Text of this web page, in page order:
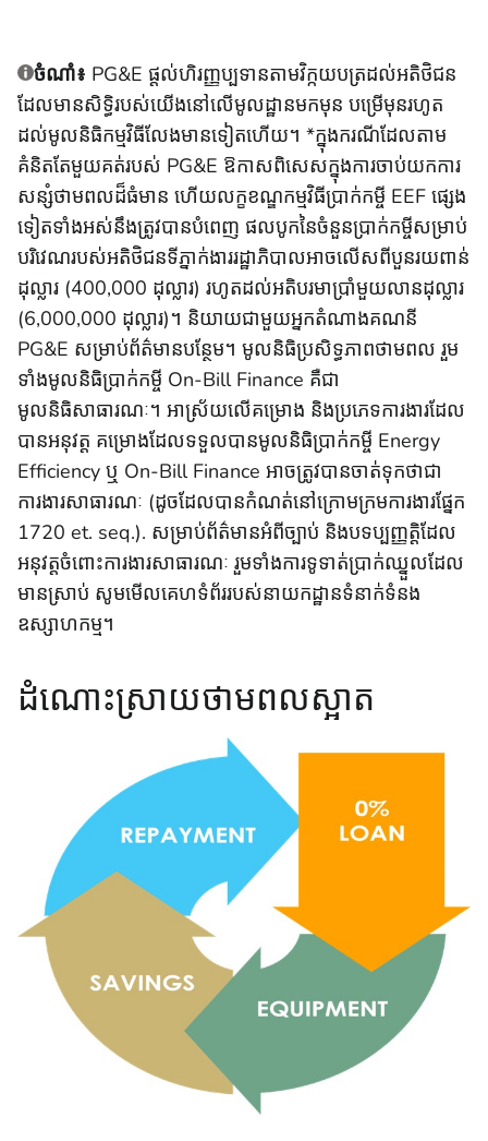
ចំណាំ៖ PG&E ផ្តល់ហិរញ្ញប្បទានតាមវិក្កយបត្រដល់អតិថិជន
ដែលមានសិទ្ធិរបស់យើងនៅលើមូលដ្ឋានមកមុន បម្រើមុនរហូត
ដល់មូលនិធិកម្មវិធីលែងមានទៀតហើយ។ *ក្នុងករណីដែលតាម
គំនិតតែមួយគត់របស់ PG&E ឱកាសពិសេសក្នុងការចាប់យកការ
សន្សំថាមពលដ៏ធំមាន ហើយលក្ខខណ្ឌកម្មវិធីប្រាក់កម្ចី EEF ផ្សេង
ទៀតទាំងអស់នឹងត្រូវបានបំពេញ ផលបូកនៃចំនួនប្រាក់កម្ចីសម្រាប់
បរិវេណរបស់អតិថិជនទីភ្នាក់ងាររដ្ឋាភិបាលអាចលើសពីបួនរយពាន់
ដុល្លារ (400,000 ដុល្លារ) រហូតដល់អតិបរមាប្រាំមួយលានដុល្លារ
(6,000,000 ដុល្លារ)។ និយាយជាមួយអ្នកតំណាងគណនី
PG&E សម្រាប់ព័ត៌មានបន្ថែម។ មូលនិធិប្រសិទ្ធភាពថាមពល រួម
ទាំងមូលនិធិប្រាក់កម្ចី On-Bill Finance គឺជា
មូលនិធិសាធារណៈ។ អាស្រ័យលើគម្រោង និងប្រភេទការងារដែល
បានអនុវត្ត គម្រោងដែលទទួលបានមូលនិធិប្រាក់កម្ចី Energy
Efficiency ឬ On-Bill Finance អាចត្រូវបានចាត់ទុកថាជា
ការងារសាធារណៈ (ដូចដែលបានកំណត់នៅក្រោមក្រមការងារផ្នែក
1720 et. seq.). សម្រាប់ព័ត៌មានអំពីច្បាប់ និងបទប្បញ្ញត្តិដែល
អនុវត្តចំពោះការងារសាធារណៈ រួមទាំងការទូទាត់ប្រាក់ឈ្នួលដែល
មានស្រាប់ សូមមើលគេហទំព័ររបស់នាយកដ្ឋានទំនាក់ទំនង
ឧស្សាហកម្ម។
ដំណោះស្រាយថាមពលស្អាត